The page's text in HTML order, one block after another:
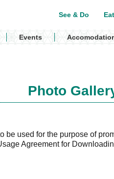
See & Do
Events
Photo
be used for the purpose of
Agreement for